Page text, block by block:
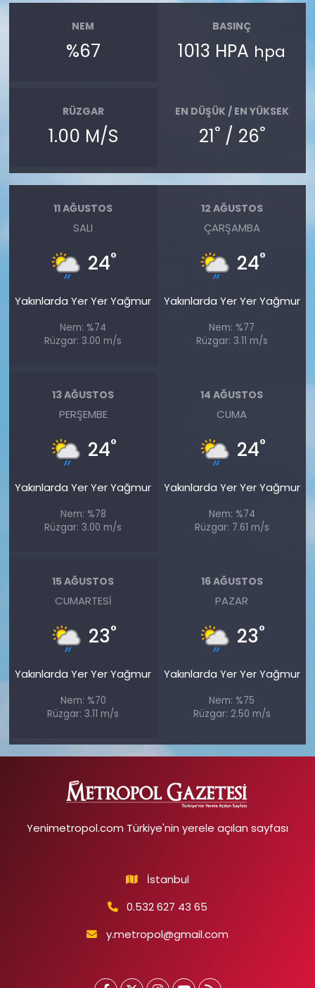
NEM
%67
BASINÇ
1013 HPA hpa
RÜZGAR
1.00 M/S
EN DÜŞÜK / EN YÜKSEK
21°/ 26°
11 AĞUSTOS
SALI
24°
Yakınlarda Yer Yer Yağmur
Nem: %74
Rüzgar: 3.00 m/s
12 AĞUSTOS
ÇARŞAMBA
24°
Yakınlarda Yer Yer Yağmur
Nem: %77
Rüzgar: 3.11 m/s
13 AĞUSTOS
PERŞEMBE
24°
Yakınlarda Yer Yer Yağmur
Nem: %78
Rüzgar: 3.00 m/s
14 AĞUSTOS
CUMA
24°
Yakınlarda Yer Yer Yağmur
Nem: %74
Rüzgar: 7.61 m/s
15 AĞUSTOS
CUMARTESI
23°
Yakınlarda Yer Yer Yağmur
Nem: %70
Rüzgar: 3.11 m/s
16 AĞUSTOS
PAZAR
23°
Yakınlarda Yer Yer Yağmur
Nem: %75
Rüzgar: 2.50 m/s
Yenimetropol.com Türkiye'nin yerele açılan sayfası
İstanbul
0.532 627 43 65
y.metropol@gmail.com